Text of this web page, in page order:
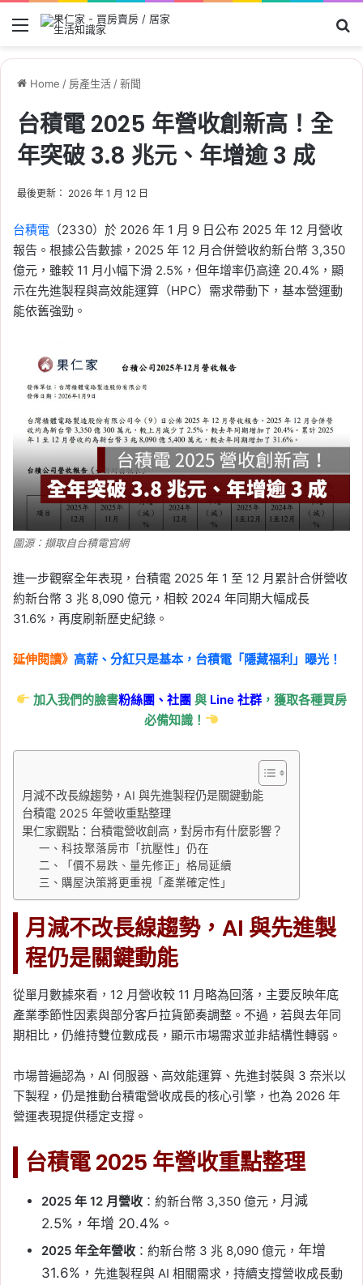
Menu
Home / 房產生活 /新聞
台積電 2025 年營收創新高！全
年突破 3.8 兆元、年增逾 3 成
最後更新： 2026 年 1 月 12 日
台積電 （2330）於 2026 年 1 月 9 日公布 2025 年 12 月營收
報告。根據公告數據，2025 年 12 月合併營收約新台幣 3,350
億元，雖較 11 月小幅下滑 2.5%，但年增率仍高達 20.4%，顯
示在先進製程與高效能運算（HPC）需求帶動下，基本營運動
能依舊強勁。
圖源：擷取自台積電官網
進一步觀察全年表現，台積電 2025 年 1 至 12 月累計合併營收
約新台幣 3 兆 8,090 億元，相較 2024 年同期大幅成長
31.6%，再度刷新歷史紀錄。
延伸閱讀》 高薪、分紅只是基本，台積電「隱藏福利」曝光！
加入我們的臉書粉絲團、社團與 Line社群 ，獲取各種買房
必備知識！
月減不改長線趨勢，AI 與先進製程仍是關鍵動能
台積電 2025 年營收重點整理
果仁家觀點：台積電營收創高，對房市有什麼影響？
一、科技聚落房市「抗壓性」仍在
二、「價不易跌、量先修正」格局延續
三、購屋決策將更重視「產業確定性」
月減不改長線趨勢，AI 與先進製
程仍是關鍵動能
從單月數據來看，12 月營收較 11 月略為回落，主要反映年底
產業季節性因素與部分客戶拉貨節奏調整。不過，若與去年同
期相比，仍維持雙位數成長，顯示市場需求並非結構性轉弱。
市場普遍認為，AI 伺服器、高效能運算、先進封裝與 3 奈米以
下製程，仍是推動台積電營收成長的核心引擎，也為 2026 年
營運表現提供穩定支撐。
台積電 2025 年營收重點整理
2025 年 12 月營收 ：約新台幣 3,350 億元， 月減
2.5%， 年增 20.4%。
2025 年全年營收 ：約新台幣 3 兆 8,090 億元， 年增
31.6%， 先進製程與 AI 相關需求，持續支撐營收成長動